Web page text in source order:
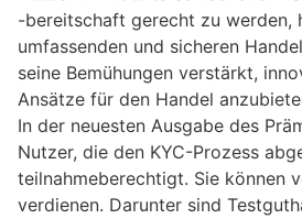
-bereitschaft gerecht zu werden,
umfassenden und sicheren
seine Bemühungen verstärkt,
Ansätze für den Handel
In der neuesten Ausgabe des
Nutzer, die den KYC-Prozess
teilnahmeberechtigt. Sie können
verdienen. Darunter sind